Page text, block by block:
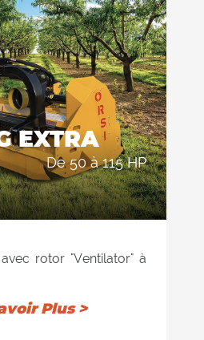
double chassis interne
en HARDOX®
et anti-abrasif). Double
arrière d'appui : 1)
pour permettre au
d'être déchargé
La consommation
est ainsi réduite au
entraîne une réduction
2) arrière, afin de
et de le hacher
excellente qualité de
EXTRA
de 50 à 115 HP
rotor "Ventilator" à
pour la taille de
Plus >